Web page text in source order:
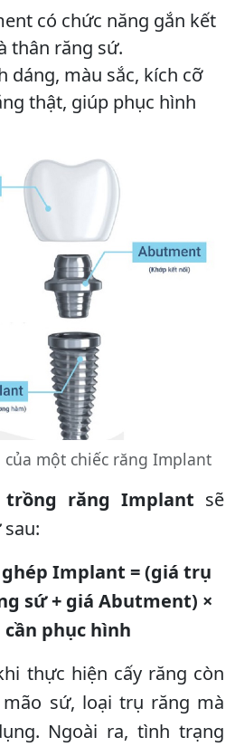
có chức năng gắn kết
thân răng sứ.
dáng, màu sắc, kích cỡ
thật, giúp phục hình
một chiếc răng Implant
trồng răng Implant sẽ
Implant = (giá trụ
sứ + giá Abutment) ×
cần phục hình
thực hiện cấy răng còn
sứ, loại trụ răng mà
Ngoài ra, tình trạng